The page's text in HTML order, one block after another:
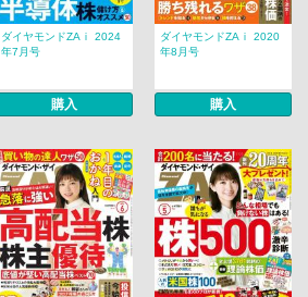
ダイヤモンドZAｉ 2024
年7月号
購入
ダイヤモンドZAｉ 2020
年8月号
購入